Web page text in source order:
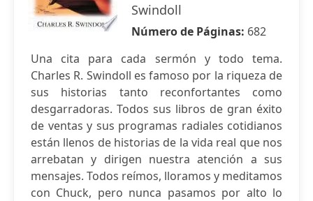
Swindoll
Número de Páginas: 682
Una cita para cada sermón y todo tema.
Charles R. Swindoll es famoso por la riqueza de
sus historias tanto reconfortantes como
desgarradoras. Todos sus libros de gran éxito
de ventas y sus programas radiales cotidianos
están llenos de historias de la vida real que nos
arrebatan y dirigen nuestra atención a sus
mensajes. Todos reímos, lloramos y meditamos
con Chuck, pero nunca pasamos por alto lo